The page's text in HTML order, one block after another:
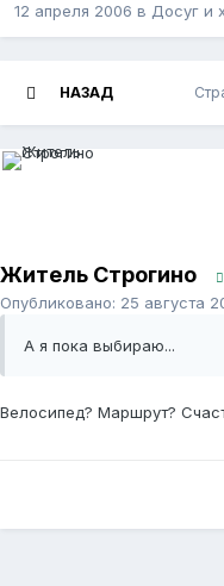
12 апреля 2006 в Досуг и
НАЗАД
Житель Строгино
Опубликовано: 25 августа
А я пока выбираю...
Велосипед? Маршрут?